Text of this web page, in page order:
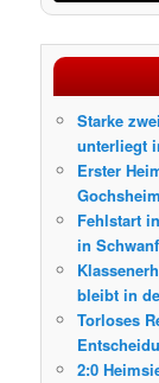
Starke
unterliegt
Erster
Fehlstart
in
bleibt in
Torloses
2:0